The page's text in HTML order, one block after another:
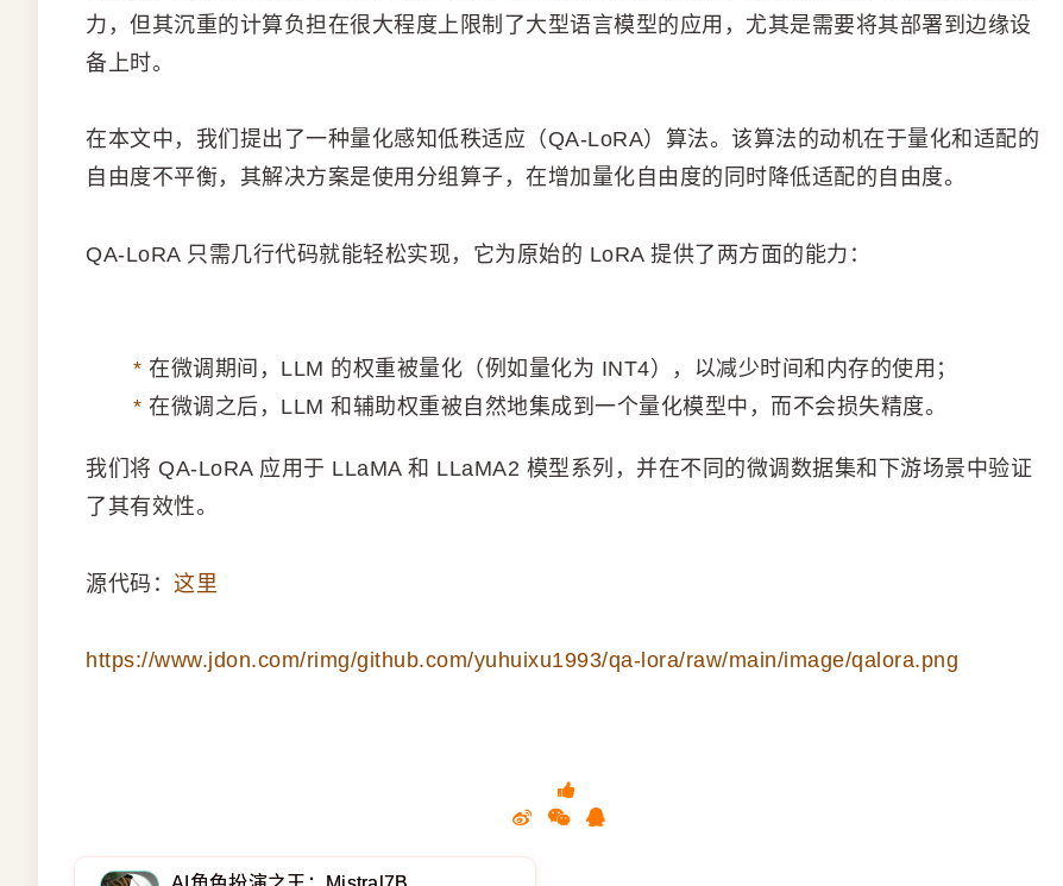
力，但其沉重的计算负担在很大程度上限制了大型语言模型的应用，尤其是需要将其部署到边缘设
备上时。
在本文中，我们提出了一种量化感知低秩适应（QA-LoRA）算法。该算法的动机在于量化和适配的
自由度不平衡，其解决方案是使用分组算子，在增加量化自由度的同时降低适配的自由度。
QA-LoRA 只需几行代码就能轻松实现，它为原始的 LoRA 提供了两方面的能力：
* 在微调期间，LLM 的权重被量化（例如量化为 INT4），以减少时间和内存的使用；
* 在微调之后，LLM 和辅助权重被自然地集成到一个量化模型中，而不会损失精度。
我们将 QA-LoRA 应用于 LLaMA 和 LLaMA2 模型系列，并在不同的微调数据集和下游场景中验证
了其有效性。
源代码： 这里
https://www.jdon.com/rimg/github.com/yuhuixu1993/qa-lora/raw/main/image/qalora.png